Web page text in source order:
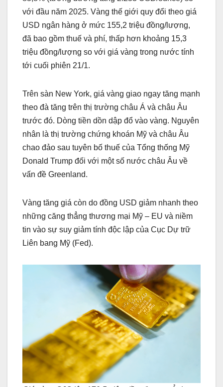
với đầu năm 2025. Vàng thế giới quy đổi theo giá
USD ngân hàng ở mức 155,2 triệu đồng/lượng,
đã bao gồm thuế và phí, thấp hơn khoảng 15,3
triệu đồng/lượng so với giá vàng trong nước tính
tới cuối phiên 21/1.
Trên sàn New York, giá vàng giao ngay tăng mạnh
theo đà tăng trên thị trường châu Á và châu Âu
trước đó. Dòng tiền dồn dập đổ vào vàng. Nguyên
nhân là thị trường chứng khoán Mỹ và châu Âu
chao đảo sau tuyên bố thuế của Tổng thống Mỹ
Donald Trump đối với một số nước châu Âu về
vấn đề Greenland.
Vàng tăng giá còn do đồng USD giảm nhanh theo
những căng thẳng thương mại Mỹ – EU và niềm
tin vào sự suy giảm tính độc lập của Cục Dự trữ
Liên bang Mỹ (Fed).